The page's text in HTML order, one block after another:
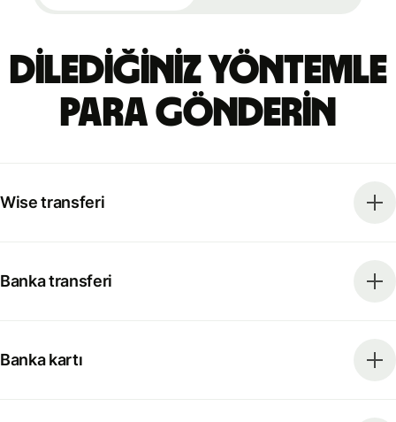
Dilediğiniz yöntemle
para gönderin
Wise transferi
Banka transferi
Banka kartı